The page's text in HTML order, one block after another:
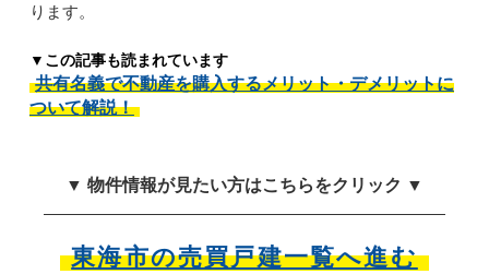
ります。
▼この記事も読まれています
共有名義で不動産を購入するメリット・デメリットに
ついて解説！
▼ 物件情報が見たい方はこちらをクリック ▼
東海市の売買戸建一覧へ進む